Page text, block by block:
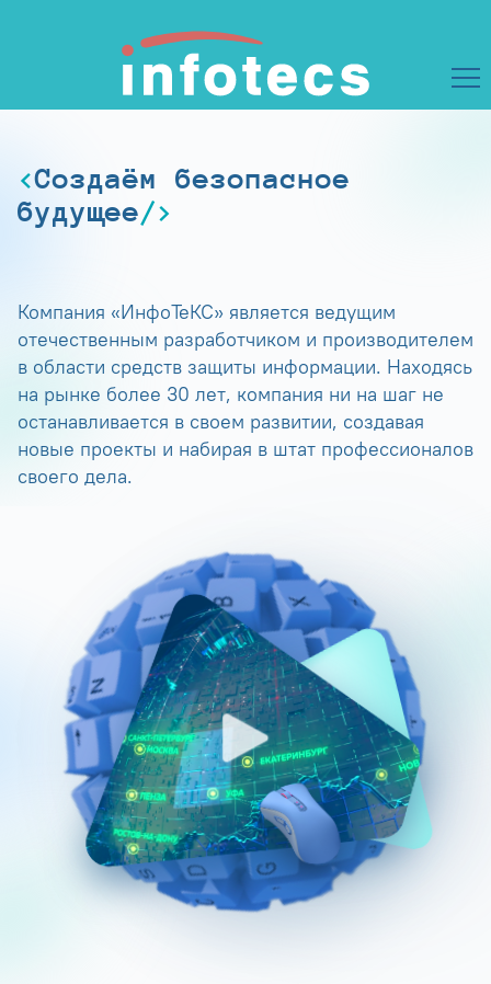
Создаём безопасное
будущее
Компания «ИнфоТеКС» является ведущим
отечественным разработчиком и производителем
в области средств защиты информации. Находясь
на рынке более 30 лет, компания ни на шаг не
останавливается в своем развитии, создавая
новые проекты и набирая в штат профессионалов
своего дела.